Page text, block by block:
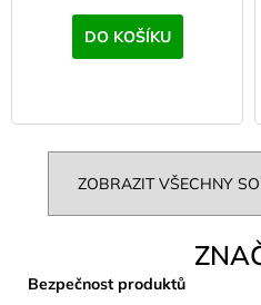
DO KOŠÍKU
ZOBRAZIT VŠECHNY
Bezpečnost produktů